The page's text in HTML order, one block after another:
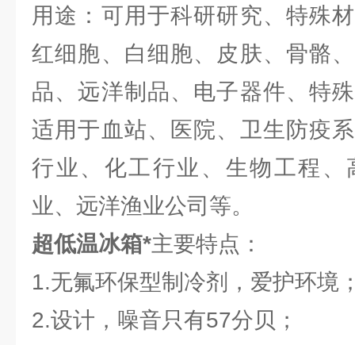
用途：可用于科研研究、特殊
红细胞、白细胞、皮肤、骨骼
品、远洋制品、电子器件、特
适用于血站、医院、卫生防疫
行业、化工行业、生物工程、
业、远洋渔业公司等。
超低温冰箱*主要特点：
1.无氟环保型制冷剂，爱护环境
2.设计，噪音只有57分贝；